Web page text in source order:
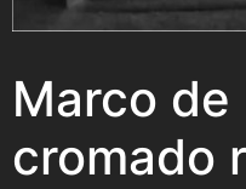
Marco
cromado